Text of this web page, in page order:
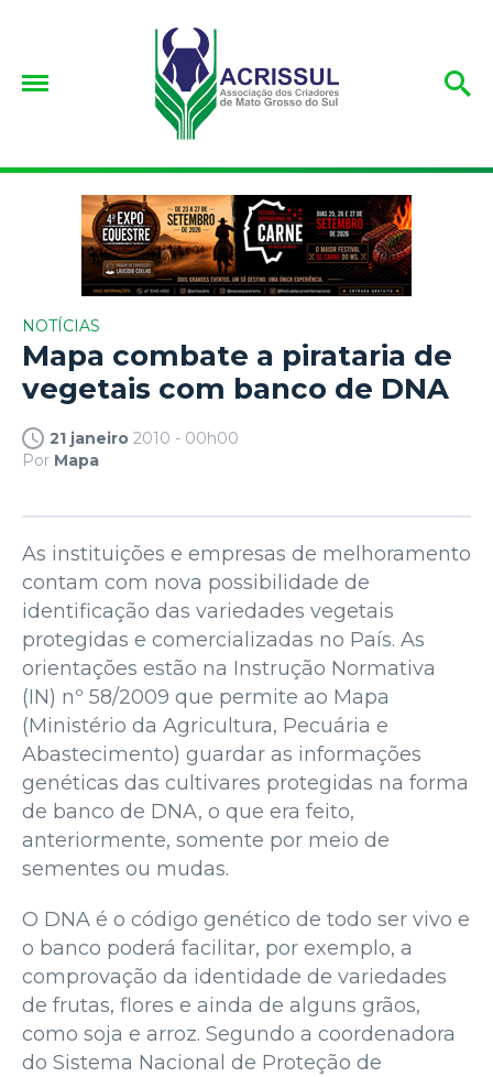
NOTÍCIAS
Mapa combate a pirataria de
vegetais com banco de DNA
21 janeiro 2010 - 00h00
Por Mapa
As instituições e empresas de melhoramento
contam com nova possibilidade de
identificação das variedades vegetais
protegidas e comercializadas no País. As
orientações estão na Instrução Normativa
(IN) nº 58/2009 que permite ao Mapa
(Ministério da Agricultura, Pecuária e
Abastecimento) guardar as informações
genéticas das cultivares protegidas na forma
de banco de DNA, o que era feito,
anteriormente, somente por meio de
sementes ou mudas.
O DNA é o código genético de todo ser vivo e
o banco poderá facilitar, por exemplo, a
comprovação da identidade de variedades
de frutas, flores e ainda de alguns grãos,
como soja e arroz. Segundo a coordenadora
do Sistema Nacional de Proteção de